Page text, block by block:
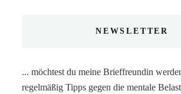
NEWSLETTER
... möchtest du meine Brieffreundin
regelmäßig Tipps gegen die mentale